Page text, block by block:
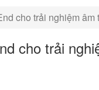
cho trải nghiệm
cho trải